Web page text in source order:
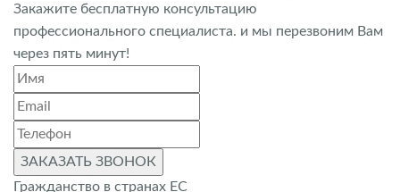
Закажите бесплатную консультацию
профессионального специалиста. и мы перезвоним Вам
через пять минут!
ЗАКАЗАТЬ ЗВОНОК
Гражданство в странах ЕС